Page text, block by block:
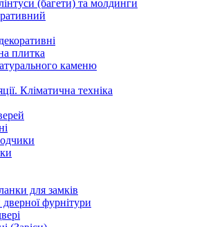
(багети) та молдинги
плитка
каменю
Кліматична техніка
для замків
фурнітури